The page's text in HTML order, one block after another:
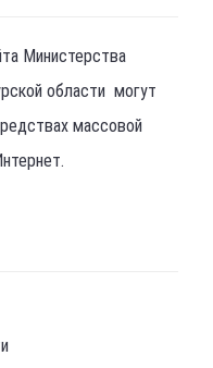
Министерства
области могут
массовой